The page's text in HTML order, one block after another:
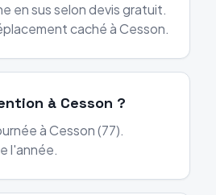
en sus selon devis gratuit.
caché à Cesson.
à Cesson ?
à Cesson (77).
l'année.